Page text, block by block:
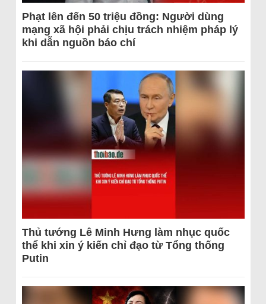
Phạt lên đến 50 triệu đồng: Người dùng
mạng xã hội phải chịu trách nhiệm pháp lý
khi dẫn nguồn báo chí
Thủ tướng Lê Minh Hưng làm nhục quốc
thể khi xin ý kiến chỉ đạo từ Tổng thống
Putin